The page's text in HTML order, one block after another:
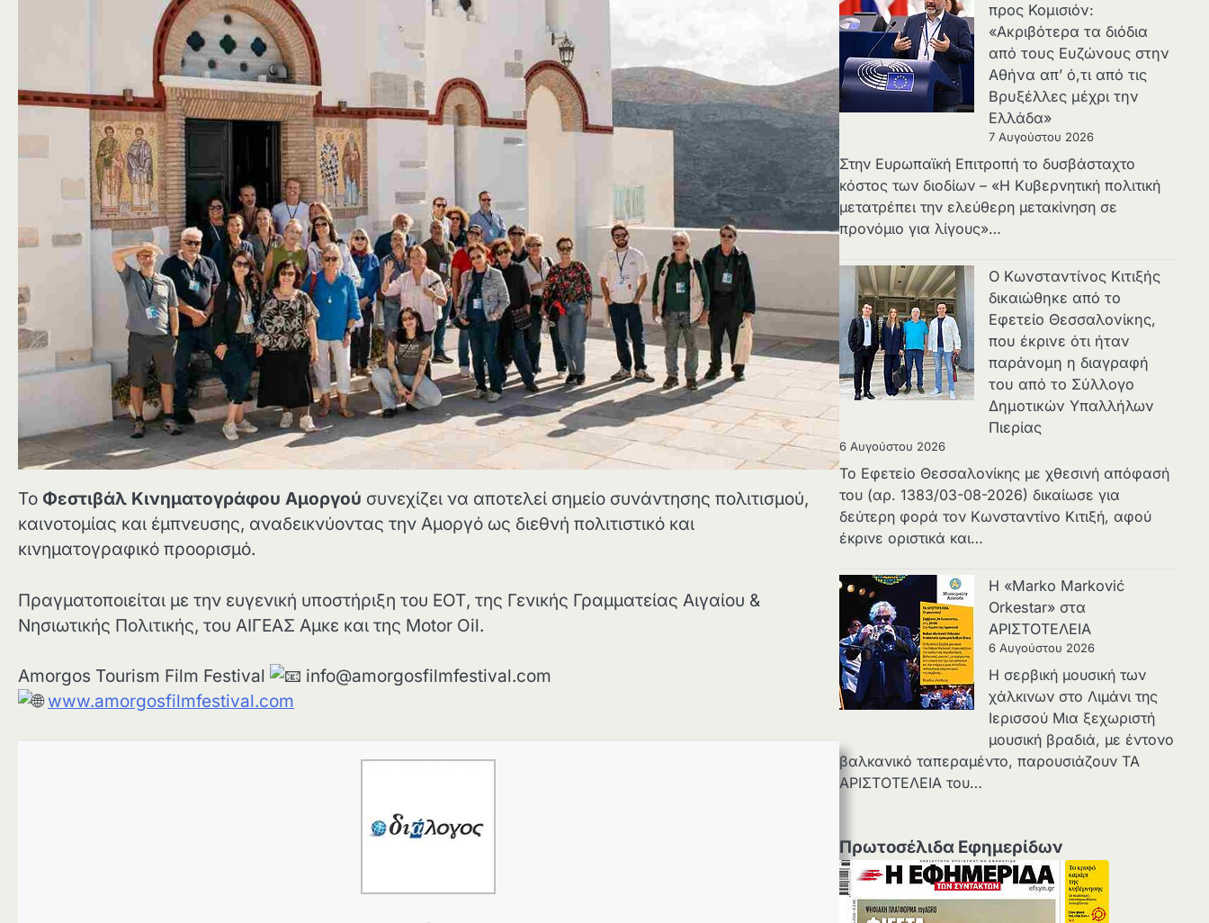
Το Φεστιβάλ Κινηματογράφου Αμοργού συνεχίζει να αποτελεί σημείο συνάντησης πολιτισμού,
καινοτομίας και έμπνευσης, αναδεικνύοντας την Αμοργό ως διεθνή πολιτιστικό και
κινηματογραφικό προορισμό.
Πραγματοποιείται με την ευγενική υποστήριξη του ΕΟΤ, της Γενικής Γραμματείας Αιγαίου &
Νησιωτικής Πολιτικής, του ΑΙΓΕΑΣ Αμκε και της Μotor Oil.
Amorgos Tourism Film Festival
info@amorgosfilmfestival.com
www.amorgosfilmfestival.com
προς Κομισιόν:
«Ακριβότερα τα διόδια
από τους Ευζώνους στην
Αθήνα απ’ ό,τι από τις
Βρυξέλλες μέχρι την
Ελλάδα»
7 Αυγούστου 2026
Στην Ευρωπαϊκή Επιτροπή το δυσβάσταχτο
κόστος των διοδίων – «Η Κυβερνητική πολιτική
μετατρέπει την ελεύθερη μετακίνηση σε
προνόμιο για λίγους»…
Ο Κωνσταντίνος Κιτιξής
δικαιώθηκε από το
Εφετείο Θεσσαλονίκης,
που έκρινε ότι ήταν
παράνομη η διαγραφή
του από το Σύλλογο
Δημοτικών Υπαλλήλων
Πιερίας
6 Αυγούστου 2026
Το Εφετείο Θεσσαλονίκης με χθεσινή απόφασή
του (αρ. 1383/03-08-2026) δικαίωσε για
δεύτερη φορά τον Κωνσταντίνο Κιτιξή, αφού
έκρινε οριστικά και…
Η «Marko Marković
Orkestar» στα
ΑΡΙΣΤΟΤΕΛΕΙΑ
6 Αυγούστου 2026
Η σερβική μουσική των
χάλκινων στο Λιμάνι της
Ιερισσού Μια ξεχωριστή
μουσική βραδιά, με έντονο
βαλκανικό ταπεραμέντο, παρουσιάζουν ΤΑ
ΑΡΙΣΤΟΤΕΛΕΙΑ του…
Πρωτοσέλιδα Εφημερίδων